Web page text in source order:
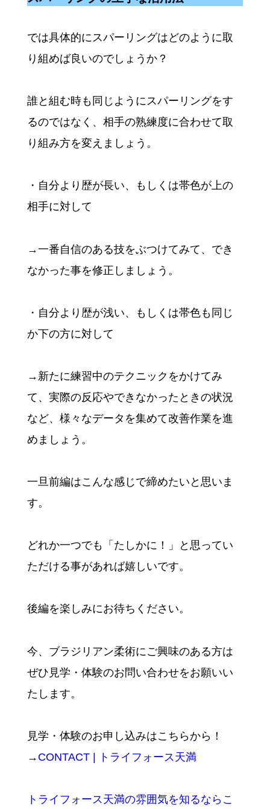
では具体的にスパーリングはどのように取
り組めば良いのでしょうか？
誰と組む時も同じようにスパーリングをす
るのではなく、相手の熟練度に合わせて取
り組み方を変えましょう。
・自分より歴が長い、もしくは帯色が上の
相手に対して
→一番自信のある技をぶつけてみて、でき
なかった事を修正しましょう。
・自分より歴が浅い、もしくは帯色も同じ
か下の方に対して
→新たに練習中のテクニックをかけてみ
て、実際の反応やできなかったときの状況
など、様々なデータを集めて改善作業を進
めましょう。
一旦前編はこんな感じで締めたいと思いま
す。
どれか一つでも「たしかに！」と思ってい
ただける事があれば嬉しいです。
後編を楽しみにお待ちください。
今、ブラジリアン柔術にご興味のある方は
ぜひ見学・体験のお問い合わせをお願いい
たします。
見学・体験のお申し込みはこちらから！
→ CONTACT | トライフォース天満
トライフォース天満の雰囲気を知るならこ